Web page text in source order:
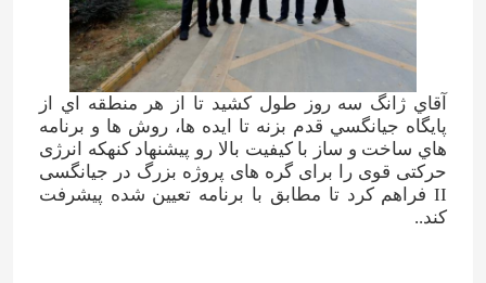
آقاي ژانگ سه روز طول کشيد تا از هر منطقه اي از
پايگاه جيانگسي قدم بزنه تا ايده ها، روش ها و برنامه
هاي ساخت و ساز با کيفيت بالا رو پيشنهاد کنهکه انرژی
حرکتی قوی را برای گره های پروژه بزرگ در جیانگسی
II فراهم کرد تا مطابق با برنامه تعیین شده پیشرفت
کند..